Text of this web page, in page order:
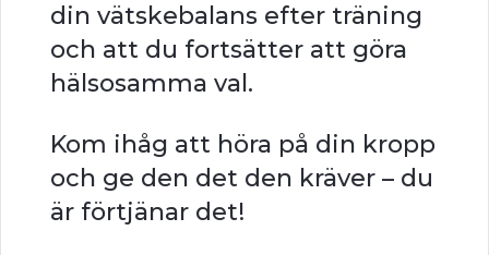
din vätskebalans efter träning
och att du fortsätter att göra
hälsosamma val.
Kom ihåg att höra på din kropp
och ge den det den kräver – du
är förtjänar det!